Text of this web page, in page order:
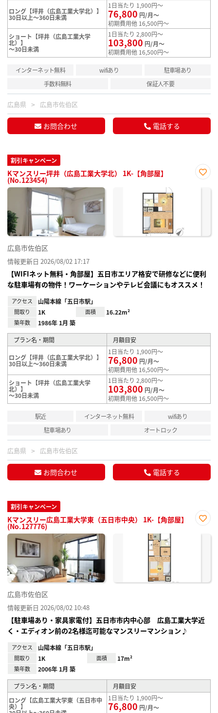
ロング【坪井（広島工業大学北）】
30日以上～360日未満
1日当たり 1,900円～
76,800 円/月～
初期費用他 16,500円～
ショート【坪井（広島工業大学
北）】
～30日未満
1日当たり 2,800円～
103,800 円/月～
初期費用他 16,500円～
インターネット無料 wifiあり
駐車場あり
手数料無料
保証人不要
広島県 広島市佐伯区
お問合わせ 電話する
割引キャンペーン
Kマンスリー坪井（広島工業大学北） 1K-【角部屋】
(No.123454)
に入
広島市佐伯区
情報更新日 2026/08/02 17:17
【WIFIネット無料・角部屋】五日市エリア格安で研修などに便利
な駐車場有の物件！ワーケーションやテレビ会議にもオススメ！
アクセス 山陽本線「五日市駅」
間取り 1K 面積 16.22m²
築年数 1986年 1月 築
プラン名・期間 月額目安
ロング【坪井（広島工業大学北）】
30日以上～360日未満
1日当たり 1,900円～
76,800 円/月～
初期費用他 16,500円～
ショート【坪井（広島工業大学
北）】
～30日未満
1日当たり 2,800円～
103,800 円/月～
初期費用他 16,500円～
駅近 インターネット無料
wifiあり
駐車場あり
オートロック
広島県 広島市佐伯区
お問合わせ 電話する
割引キャンペーン
Kマンスリー広島工業大学東（五日市中央） 1K-【角部屋】
(No.127776)
に入
広島市佐伯区
情報更新日 2026/08/02 10:48
【駐車場あり・家具家電付】五日市市内中心部 広島工業大学近
く・エディオン前の2名様迄可能なマンスリーマンション♪
アクセス 山陽本線「五日市駅」
間取り 1K 面積 17m²
築年数 2006年 1月 築
プラン名・期間
月額目安
ロング【広島工業大学東（五日市中
央）】
1日当たり 1,900円～
76,800 円/月～